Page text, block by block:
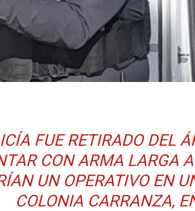
FUE RETIRADO DEL
CON ARMA LARGA A
UN OPERATIVO EN
COLONIA CARRANZA,